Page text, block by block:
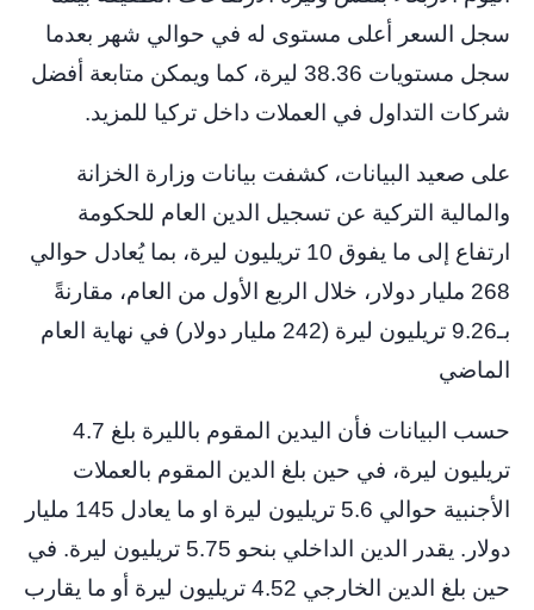
سجل السعر أعلى مستوى له في حوالي شهر بعدما
سجل مستويات 38.36 ليرة، كما ويمكن متابعة أفضل
شركات التداول في العملات داخل تركيا للمزيد.
على صعيد البيانات، كشفت بيانات وزارة الخزانة
والمالية التركية عن تسجيل الدين العام للحكومة
ارتفاع إلى ما يفوق 10 تريليون ليرة، بما يُعادل حوالي
268 مليار دولار، خلال الربع الأول من العام، مقارنةً
بـ9.26 تريليون ليرة (242 مليار دولار) في نهاية العام
الماضي
حسب البيانات فأن اليدين المقوم بالليرة بلغ 4.7
تريليون ليرة، في حين بلغ الدين المقوم بالعملات
الأجنبية حوالي 5.6 تريليون ليرة او ما يعادل 145 مليار
دولار. يقدر الدين الداخلي بنحو 5.75 تريليون ليرة. في
حين بلغ الدين الخارجي 4.52 تريليون ليرة أو ما يقارب